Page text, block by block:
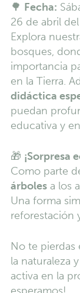
🌳 Fecha:
26 de abril
Explora
bosques,
importancia
en la Tierra.
didáctica
puedan
educativa y
🎁 ¡Sorpresa
Como parte
árbolesa los
Una forma
reforestación
No te
la naturaleza
activa en la